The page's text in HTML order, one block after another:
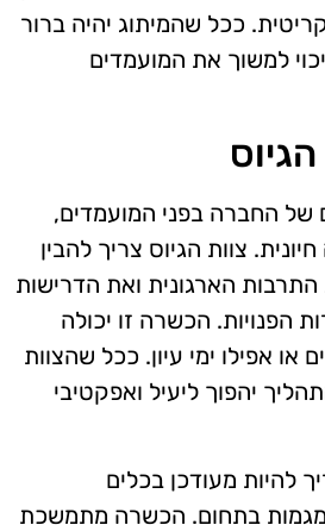
ככל שהמיתוג יהיה ברור
למשוך את המועמדים
של החברה בפני המועמדים,
צוות הגיוס צריך להבין
הארגונית ואת הדרישות
הפנויות. הכשרה זו יכולה
או אפילו ימי עיון. ככל שהצוות
יהפוך ליעיל ואפקטיבי
להיות מעודכן בכלים
בתחום. הכשרה מתמשכת